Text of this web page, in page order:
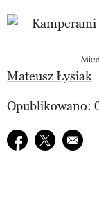
Mateusz Łysiak
Opublikowano:
Udostępnij na
Udostępnij
E-mail